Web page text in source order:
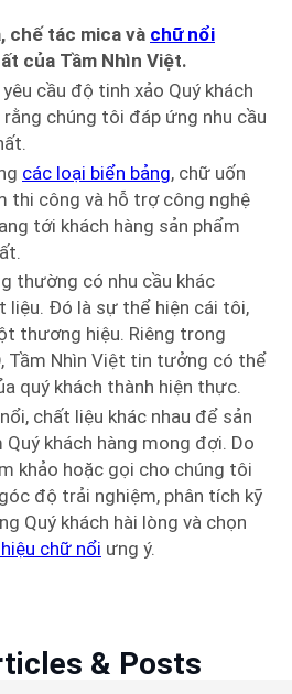
chế tác mica và chữ nổi
của Tầm Nhìn Việt.
cầu độ tinh xảo Quý khách
chúng tôi đáp ứng nhu cầu
các loại biển bảng, chữ uốn
thi công và hỗ trợ công nghệ
tới khách hàng sản phẩm
thường có nhu cầu khác
liệu. Đó là sự thể hiện cái tôi,
thương hiệu. Riêng trong
Tầm Nhìn Việt tin tưởng có thể
quý khách thành hiện thực.
chất liệu khác nhau để sản
khách hàng mong đợi. Do
khảo hoặc gọi cho chúng tôi
độ trải nghiệm, phân tích kỹ
Quý khách hài lòng và chọn
chữ nổi ưng ý.
& Posts